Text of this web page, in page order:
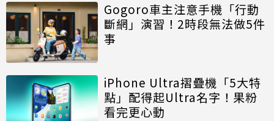
Gogoro車主注意手機「行動
斷網」演習！2時段無法做5件
事
iPhone Ultra摺疊機「5大特
點」配得起Ultra名字！果粉
看完更心動